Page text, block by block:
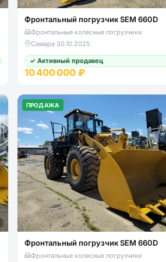
Фронтальный погрузчик SEM 660D
Фронтальные колесные погрузчики
Самара·30.10.2025
✓ Активный продавец
10 400 000 ₽
ПРОДАЖА
Фронтальный погрузчик SEM 660D
Фронтальные колесные погрузчики